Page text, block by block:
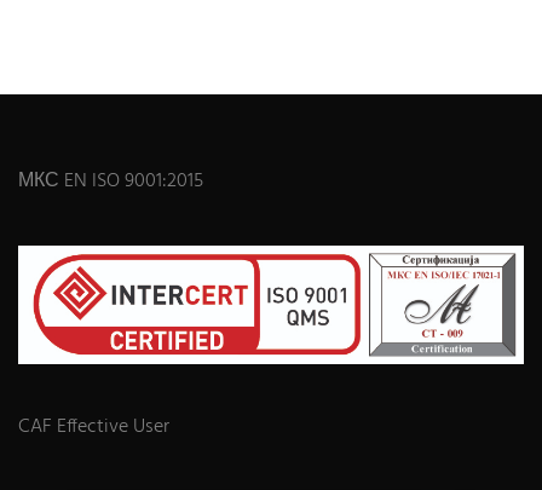
МКС EN ISO 9001:2015
CAF Effective User